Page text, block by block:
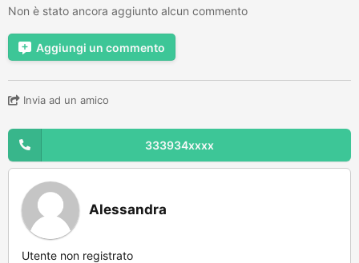
Non è stato ancora aggiunto alcun commento
Aggiungi un commento
Invia ad un amico
333934xxxx
Alessandra
Utente non registrato